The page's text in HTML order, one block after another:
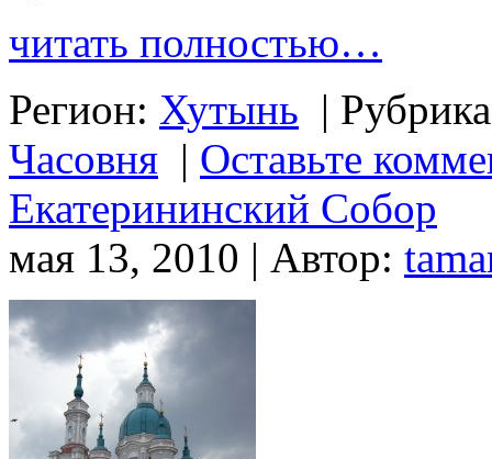
читать полностью…
Регион: Хутынь |
Часовня | Оставьте
Екатерининский Собор
мая 13, 2010 | Автор: